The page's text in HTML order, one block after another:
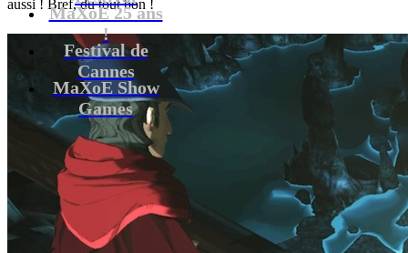
MaXoE 25 ans
!
Festival de
Cannes
MaXoE Show
Games
aussi ! Bref, du tout bon !